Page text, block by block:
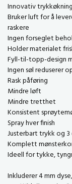
Innovativ
Bruker luft for å
raskere
Ingen forseglet
Holder materialet
Fyll-til-topp-design
Ingen søl reduserer
Rask påføring
Mindre løft
Mindre tretthet
Konsistent
Spray hver finish
Justerbart trykk og 3
Komplett
Ideell for tykke,
Inkluderer 4 mm